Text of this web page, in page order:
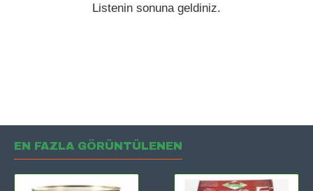
Listenin sonuna geldiniz.
EN FAZLA GÖRÜNTÜLENEN